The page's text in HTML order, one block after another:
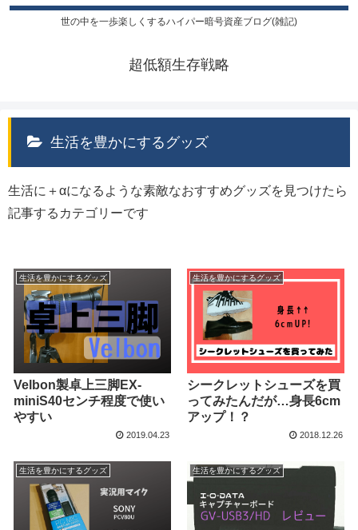
世の中を一歩楽しくするハイパー暗号資産ブログ(雑記)
超低額生存戦略
生活を豊かにするグッズ
生活に＋αになるような素敵なおすすめグッズを見つけたら
記事するカテゴリーです
生活を豊かにするグッズ
Velbon製卓上三脚EX-
miniS40センチ程度で使い
やすい
2019.04.23
生活を豊かにするグッズ
シークレットシューズを買
ってみたんだが…身長6cm
アップ！？
2018.12.26
生活を豊かにするグッズ 生活を豊かにするグッズ